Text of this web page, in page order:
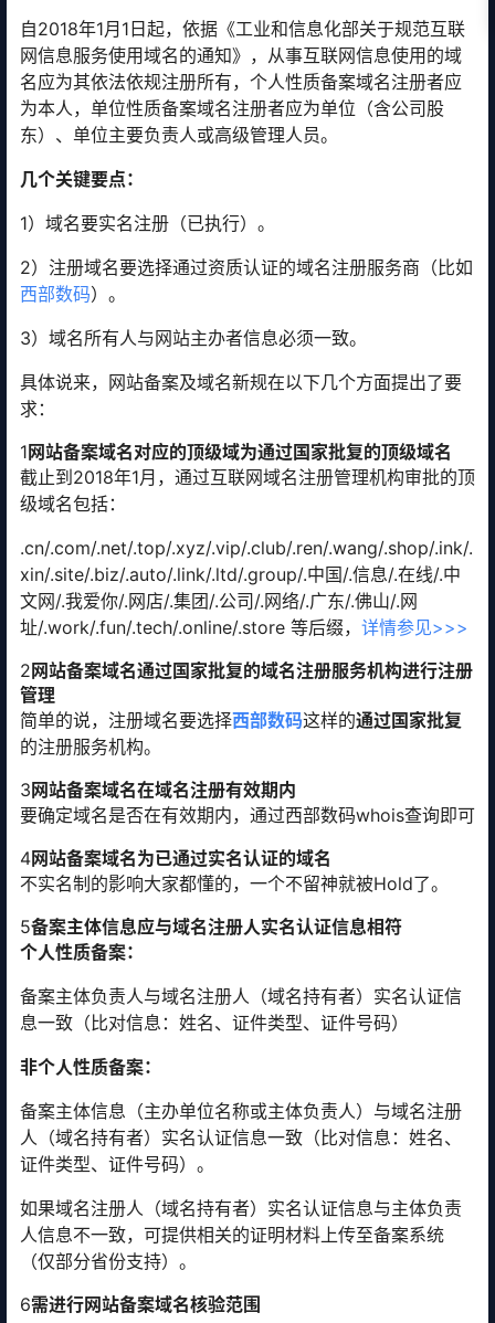
自2018年1月1日起，依据《工业和信息化部关于规范互联
网信息服务使用域名的通知》，从事互联网信息使用的域
名应为其依法依规注册所有，个人性质备案域名注册者应
为本人，单位性质备案域名注册者应为单位（含公司股
东）、单位主要负责人或高级管理人员。
几个关键要点：
1）域名要实名注册（已执行）。
2）注册域名要选择通过资质认证的域名注册服务商（比如
西部数码）。
3）域名所有人与网站主办者信息必须一致。
具体说来，网站备案及域名新规在以下几个方面提出了要
求：
1网站备案域名对应的顶级域为通过国家批复的顶级域名
截止到2018年1月，通过互联网域名注册管理机构审批的顶
级域名包括：
.cn/.com/.net/.top/.xyz/.vip/.club/.ren/.wang/.shop/.ink/.
xin/.site/.biz/.auto/.link/.ltd/.group/.中国/.信息/.在线/.中
文网/.我爱你/.网店/.集团/.公司/.网络/.广东/.佛山/.网
址/.work/.fun/.tech/.online/.store 等后缀， 详情参见>>>
2网站备案域名通过国家批复的域名注册服务机构进行注册
管理
简单的说，注册域名要选择西部数码这样的通过国家批复
的注册服务机构。
3网站备案域名在域名注册有效期内
要确定域名是否在有效期内，通过西部数码whois查询即可
4网站备案域名为已通过实名认证的域名
不实名制的影响大家都懂的，一个不留神就被Hold了。
5备案主体信息应与域名注册人实名认证信息相符
个人性质备案：
备案主体负责人与域名注册人（域名持有者）实名认证信
息一致（比对信息：姓名、证件类型、证件号码）
非个人性质备案：
备案主体信息（主办单位名称或主体负责人）与域名注册
人（域名持有者）实名认证信息一致（比对信息：姓名、
证件类型、证件号码）。
如果域名注册人（域名持有者）实名认证信息与主体负责
人信息不一致，可提供相关的证明材料上传至备案系统
（仅部分省份支持）。
6需进行网站备案域名核验范围